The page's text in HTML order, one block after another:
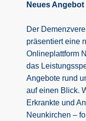
Neues
Der
präsentiert eine
Onlineplattform
das
Angebote rund
auf einen Blick.
Erkrankte und
Neunkirchen –